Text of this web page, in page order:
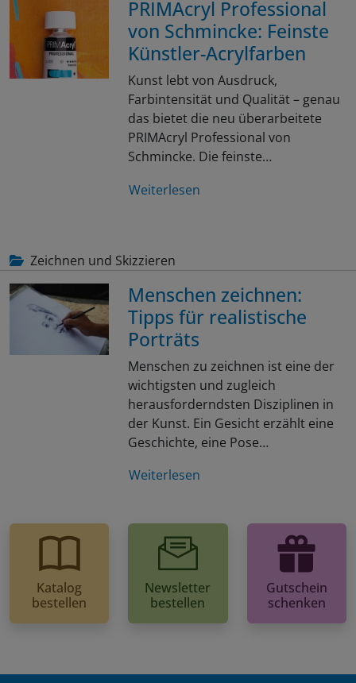
PRIMAcryl Professional
von Schmincke: Feinste
Künstler-Acrylfarben
Kunst lebt von Ausdruck,
Farbintensität und Qualität – genau
das bietet die neu überarbeitete
PRIMAcryl Professional von
Schmincke. Die feinste…
Weiterlesen
Zeichnen und Skizzieren
Menschen zeichnen:
Tipps für realistische
Porträts
Menschen zu zeichnen ist eine der
wichtigsten und zugleich
herausforderndsten Disziplinen in
der Kunst. Ein Gesicht erzählt eine
Geschichte, eine Pose…
Weiterlesen
Katalog
bestellen
Newsletter
bestellen
Gutschein
schenken